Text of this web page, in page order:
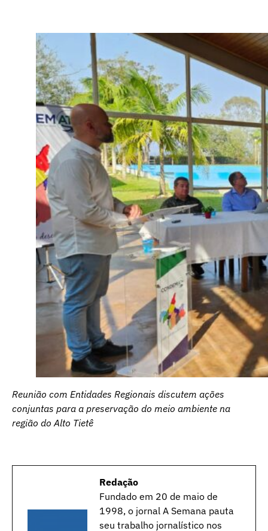
Reunião com Entidades Regionais discutem ações
conjuntas para a preservação do meio ambiente na
região do Alto Tietê
Redação
Fundado em 20 de maio de
1998, o jornal A Semana pauta
seu trabalho jornalístico nos